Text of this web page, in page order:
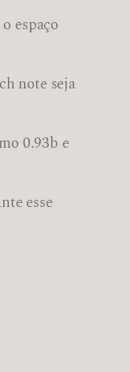
espaço
note seja
0.93b e
esse